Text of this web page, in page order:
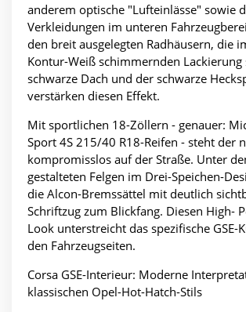
anderem optische "Lufteinlässe" sowie
Verkleidungen im unteren
den breit ausgelegten Radhäusern, die
Kontur-Weiß schimmernden Lackierung
schwarze Dach und der schwarze
verstärken diesen Effekt.
Mit sportlichen 18-Zöllern - genauer:
Sport 4S 215/40 R18-Reifen - steht der
kompromisslos auf der Straße. Unter
gestalteten Felgen im Drei-Speichen-
die Alcon-Bremssättel mit deutlich
Schriftzug zum Blickfang. Diesen High-
Look unterstreicht das spezifische GSE-
den Fahrzeugseiten.
Corsa GSE-Interieur: Moderne
klassischen Opel-Hot-Hatch-Stils